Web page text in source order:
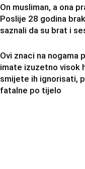
On musliman, a ona
Poslije 28 godina
saznali da su brat i
Ovi znaci na nogama
imate izuzetno visok
smijete ih ignorisati,
fatalne po tijelo